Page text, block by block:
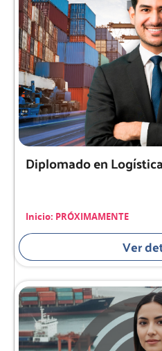
Diplomado en
Inicio: PRÓXIMAMENTE
Ver